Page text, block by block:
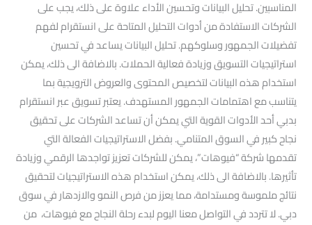
المناسبين. تحليل البيانات وتحسين الأداء علاوة على ذلك، يجب على
الشركات الاستفادة من أدوات التحليل المتاحة على انستقرام لفهم
تفضيلات الجمهور وسلوكهم. تحليل البيانات يساعد في تحسين
استراتيجيات التسويق وزيادة فعالية الحملات. بالاضافة الى ذلك، يمكن
استخدام هذه البيانات لتخصيص المحتوى والعروض الترويجية بما
يتناسب مع اهتمامات الجمهور المستهدف. يعتبر تسويق عبر انستقرام
بدبي أحد الأدوات القوية التي يمكن أن تساعد الشركات على تحقيق
نجاح كبير في السوق المتنامي. بفضل الاستراتيجيات الفعالة التي
تقدمها شركة “فيوهات”، يمكن للشركات تعزيز تواجدها الرقمي وزيادة
تأثيرها. بالاضافة الى ذلك، يمكن استخدام هذه الاستراتيجيات لتحقيق
نتائج ملموسة ومستدامة، مما يعزز من فرص النمو والازدهار في سوق
دبي. لا تتردد في التواصل معنا اليوم لبدء رحلة النجاح مع فيوهات، من